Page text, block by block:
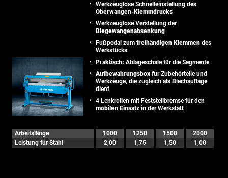
Werkzeuglose Schnelleinstellung des
Oberwangen-Klemmdrucks
Werkzeuglose Verstellung der
Biegewangenabsenkung
Fußpedal zum freihändigen Klemmen des
Werkstücks
Praktisch: Ablageschale für die Segmente
Aufbewahrungsbox für Zubehörteile und
Werkzeuge, die zugleich als Blechauflage
dient
4 Lenkrollen mit Feststellbremse für den
mobilen Einsatz in der Werkstatt
Arbeitslänge 1000 1250 1500
2000
Leistung für Stahl
2,00 1,75 1,50 1,00